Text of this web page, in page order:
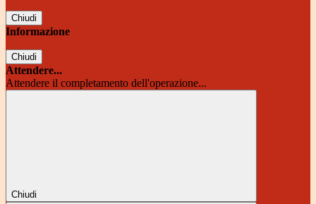
Chiudi
Informazione
Chiudi
Attendere...
Attendere il completamento dell'operazione...
Chiudi